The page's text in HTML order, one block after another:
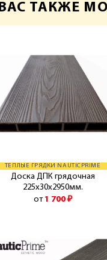
ТАКЖЕ
ТЕПЛЫЕ ГРЯДКИ NAUTICPRIME
Доска ДПК грядочная
225х30х2950мм.
от 1 700 ₽